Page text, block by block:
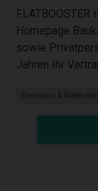
Homepage
sowie
Jahren Ihr
Domains &